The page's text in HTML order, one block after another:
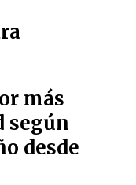
más
según
desde